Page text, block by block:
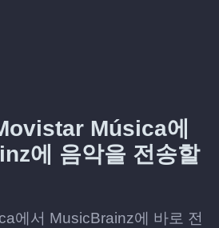
Música에
에 음악을 전송할
에서 MusicBrainz에 바로 전